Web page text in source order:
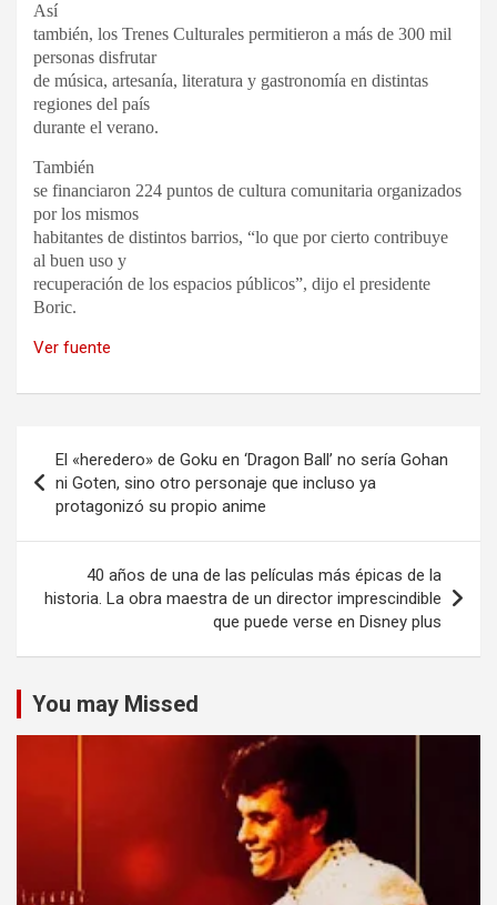
Así
también, los Trenes Culturales permitieron a más de 300 mil
personas disfrutar
de música, artesanía, literatura y gastronomía en distintas
regiones del país
durante el verano.
También
se financiaron 224 puntos de cultura comunitaria organizados
por los mismos
habitantes de distintos barrios, “lo que por cierto contribuye
al buen uso y
recuperación de los espacios públicos”, dijo el presidente
Boric.
Ver fuente
de
entradas
El «heredero» de Goku en ‘Dragon Ball’ no sería Gohan
ni Goten, sino otro personaje que incluso ya
protagonizó su propio anime
40 años de una de las películas más épicas de la
historia. La obra maestra de un director imprescindible
que puede verse en Disney plus
You may Missed